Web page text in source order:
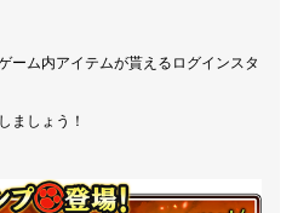
ーム内アイテムが貰えるログインスタ
ましょう！